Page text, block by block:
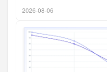
2026-08-06